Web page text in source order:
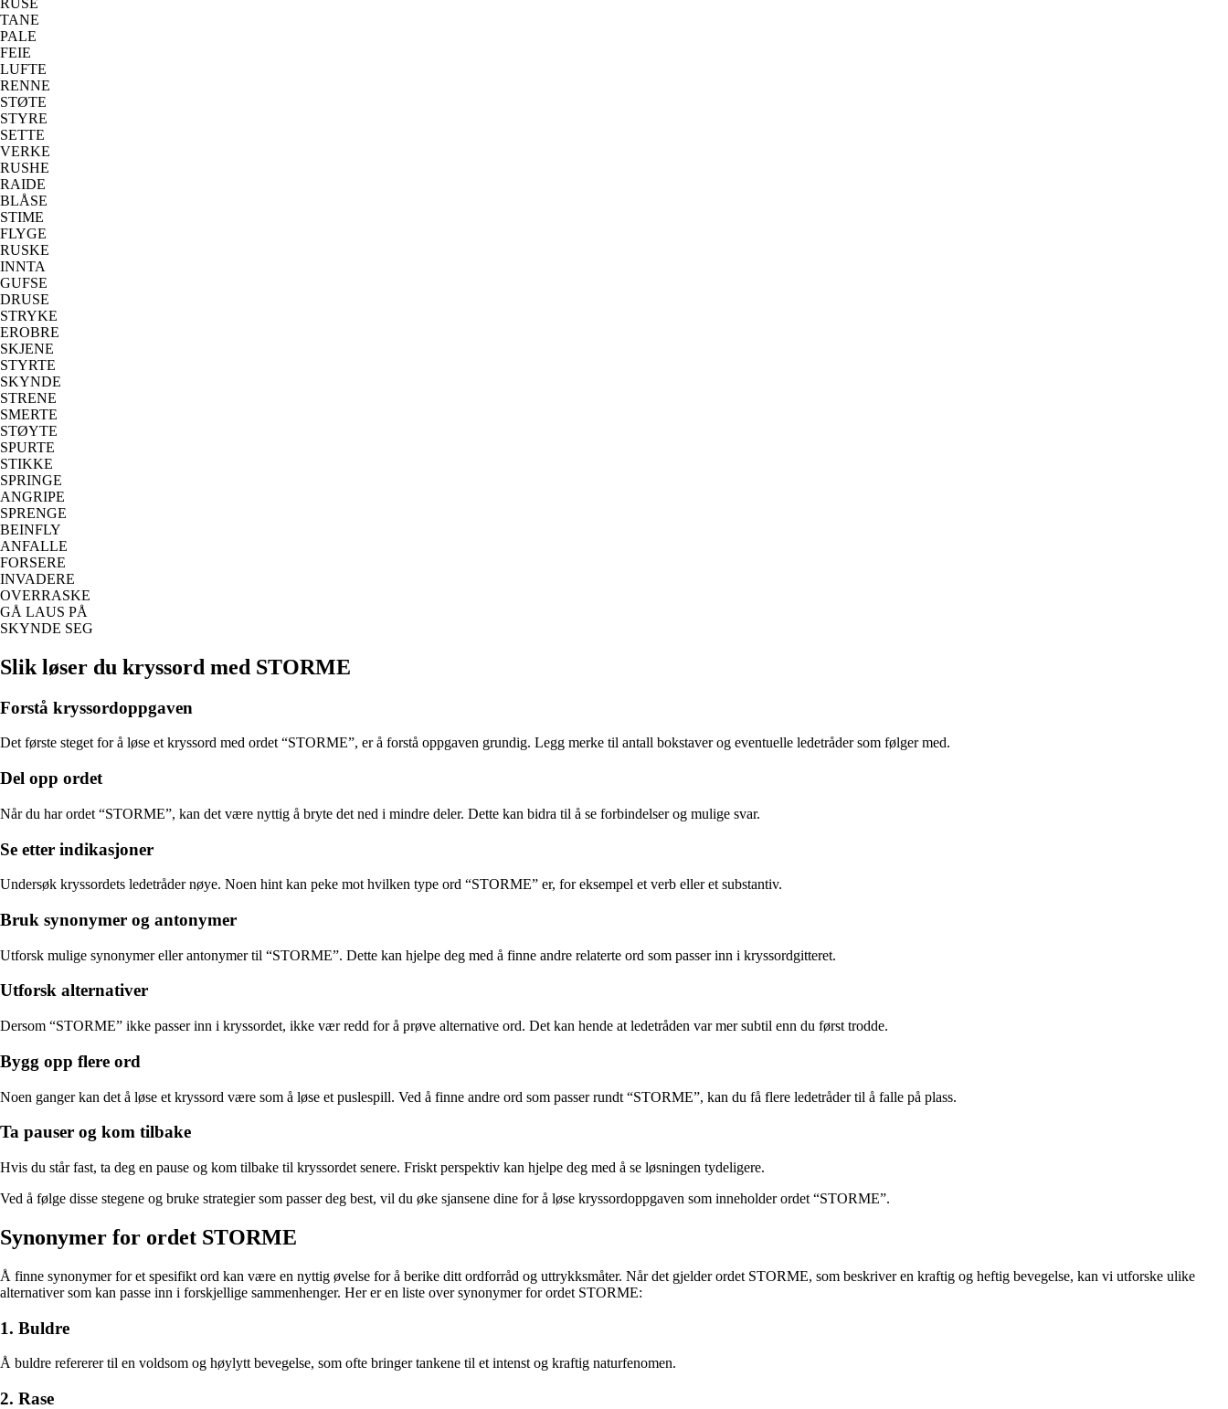
TANE
PALE
FEIE
LUFTE
RENNE
STØTE
STYRE
SETTE
VERKE
RUSHE
RAIDE
BLÅSE
STIME
FLYGE
RUSKE
INNTA
GUFSE
DRUSE
STRYKE
EROBRE
SKJENE
STYRTE
SKYNDE
STRENE
SMERTE
STØYTE
SPURTE
STIKKE
SPRINGE
ANGRIPE
SPRENGE
BEINFLY
ANFALLE
FORSERE
INVADERE
OVERRASKE
GÅ LAUS PÅ
SKYNDE SEG
Slik løser du kryssord med STORME
Forstå kryssordoppgaven
Det første steget for å løse et kryssord med ordet “STORME”, er å forstå oppgaven grundig. Legg merke til antall bokstaver og eventuelle ledetråder som følger med.
Del opp ordet
Når du har ordet “STORME”, kan det være nyttig å bryte det ned i mindre deler. Dette kan bidra til å se forbindelser og mulige svar.
Se etter indikasjoner
Undersøk kryssordets ledetråder nøye. Noen hint kan peke mot hvilken type ord “STORME” er, for eksempel et verb eller et substantiv.
Bruk synonymer og antonymer
Utforsk mulige synonymer eller antonymer til “STORME”. Dette kan hjelpe deg med å finne andre relaterte ord som passer inn i kryssordgitteret.
Utforsk alternativer
Dersom “STORME” ikke passer inn i kryssordet, ikke vær redd for å prøve alternative ord. Det kan hende at ledetråden var mer subtil enn du først trodde.
Bygg opp flere ord
Noen ganger kan det å løse et kryssord være som å løse et puslespill. Ved å finne andre ord som passer rundt “STORME”, kan du få flere ledetråder til å falle på plass.
Ta pauser og kom tilbake
Hvis du står fast, ta deg en pause og kom tilbake til kryssordet senere. Friskt perspektiv kan hjelpe deg med å se løsningen tydeligere.
Ved å følge disse stegene og bruke strategier som passer deg best, vil du øke sjansene dine for å løse kryssordoppgaven som inneholder ordet “STORME”.
Synonymer for ordet STORME
Å finne synonymer for et spesifikt ord kan være en nyttig øvelse for å berike ditt ordforråd og uttrykksmåter. Når det gjelder ordet STORME, som beskriver en kraftig og heftig bevegelse, kan vi utforske ulike
alternativer som kan passe inn i forskjellige sammenhenger. Her er en liste over synonymer for ordet STORME:
1. Buldre
Å buldre refererer til en voldsom og høylytt bevegelse, som ofte bringer tankene til et intenst og kraftig naturfenomen.
2. Rase